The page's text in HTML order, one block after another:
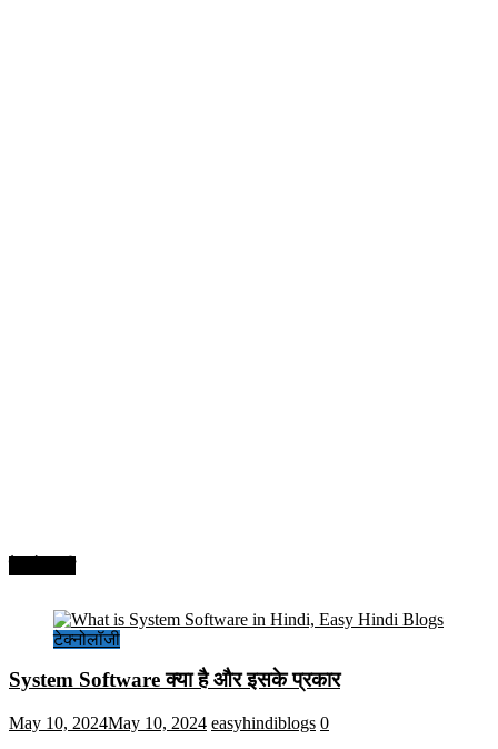
टेक्नोलॉजी
System Software क्या है और इसके प्रकार
May 10, 2024May 10, 2024 easyhindiblogs 0